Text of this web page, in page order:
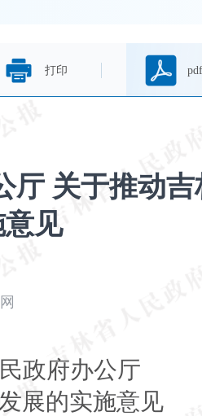
打印
关于推动吉
见
政府办公厅
展的实施意见